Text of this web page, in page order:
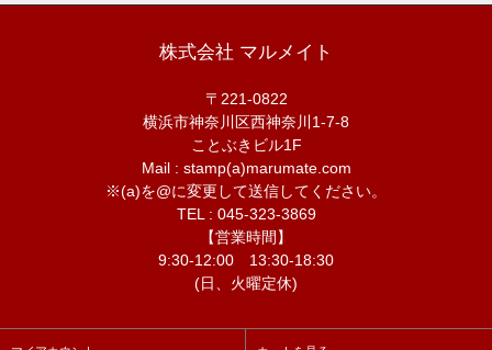
株式会社 マルメイト
〒221-0822
横浜市神奈川区西神奈川1-7-8
ことぶきビル1F
Mail : stamp(a)marumate.com
※(a)を@に変更して送信してください。
TEL : 045-323-3869
【営業時間】
9:30-12:00 13:30-18:30
(日、火曜定休)